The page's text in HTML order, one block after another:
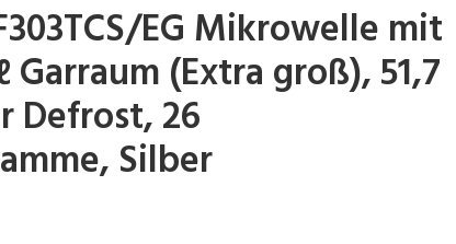
EG Mikrowelle mit
(Extra groß), 51,7
Defrost, 26
Silber